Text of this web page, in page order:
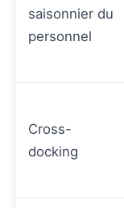
saisonnier du
personnel
Cross-
docking